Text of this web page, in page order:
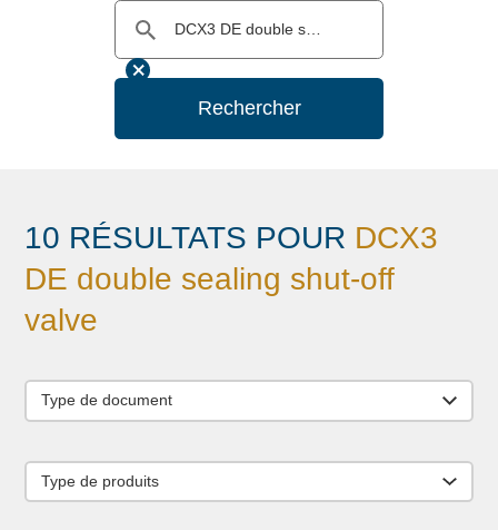
Rechercher
10 RÉSULTATS POUR DCX3
DE double sealing shut-off
valve
Type de document
Type de produits